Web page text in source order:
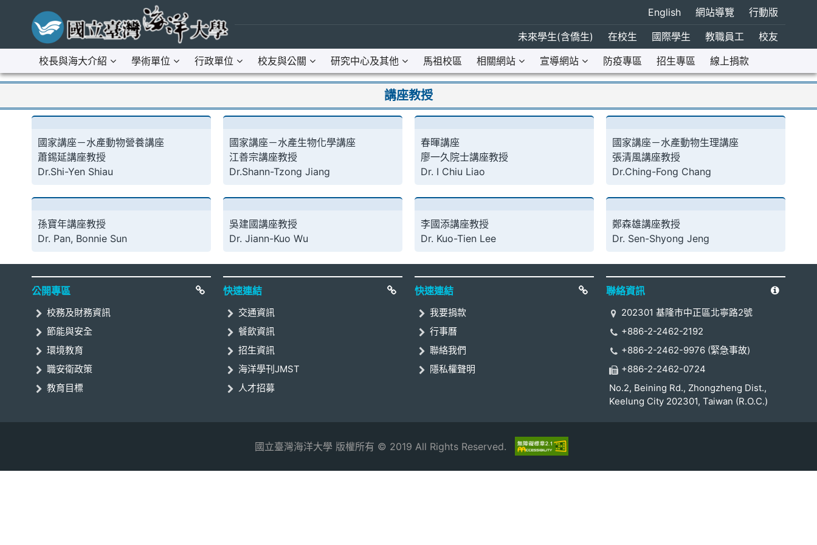
English 網站導覽
行動版
未來學生(含僑生)
在校生 國際學生 教職員工
校友
校長與海大介紹
學術單位 行政單位 校友與公關 研究中心及其他 馬祖校區 相關網站 宣導網站 防疫專區 招生專區 線上捐款
講座教授
國家講座－水產動物營養講座
蕭錫延講座教授
Dr.Shi-Yen Shiau
國家講座－水產生物化學講座
江善宗講座教授
Dr.Shann-Tzong Jiang
春暉講座
廖一久院士講座教授
Dr. I Chiu Liao
國家講座－水產動物生理講座
張清風講座教授
Dr.Ching-Fong Chang
孫寶年講座教授
Dr. Pan, Bonnie Sun
吳建國講座教授
Dr. Jiann-Kuo Wu
李國添講座教授
Dr. Kuo-Tien Lee
鄭森雄講座教授
Dr. Sen-Shyong Jeng
公開專區
校務及財務資訊
節能與安全
環境教育
職安衛政策
教育目標
快速連結
交通資訊
餐飲資訊
招生資訊
海洋學刊JMST
人才招募
快速連結
我要捐款
行事曆
聯絡我們
隱私權聲明
聯絡資訊
202301 基隆市中正區北寧路2號
+886-2-2462-2192
+886-2-2462-9976 (緊急事故)
+886-2-2462-0724
No.2, Beining Rd., Zhongzheng Dist.,
Keelung City 202301, Taiwan (R.O.C.)
國立臺灣海洋大學 版權所有 © 2019 All Rights Reserved.